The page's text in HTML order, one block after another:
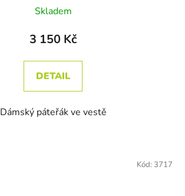
Skladem
3 150 Kč
DETAIL
Dámský páteřák ve vestě
Kód: 3717